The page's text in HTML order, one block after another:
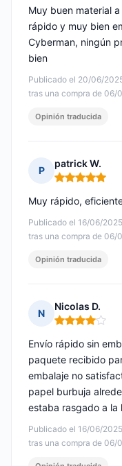
Publicado el 20/06/
tras una compra de 06/
Muy buen material
rápido y muy bien
Cyberman, ningún
bien
Opinión traducida
P
patrick W.
Nota: 5 de 5
Publicado el 16/06/
tras una compra de 06/
Muy rápido,
Opinión traducida
N
Nicolas D.
Nota: 4 de 5
Publicado el 16/06/
tras una compra de 06/
Envío rápido sin
paquete recibido
embalaje no
papel burbuja
estaba rasgado a la